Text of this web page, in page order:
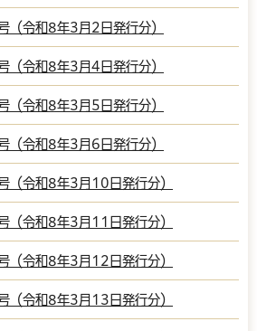
（令和8年3月2日発行分）
（令和8年3月4日発行分）
（令和8年3月5日発行分）
（令和8年3月6日発行分）
（令和8年3月10日発行分）
（令和8年3月11日発行分）
（令和8年3月12日発行分）
（令和8年3月13日発行分）